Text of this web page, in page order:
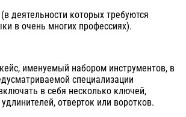
деятельности которых требуются
в очень многих профессиях).
именуемый набором инструментов, в
специализации
в себя несколько ключей,
отверток или воротков.